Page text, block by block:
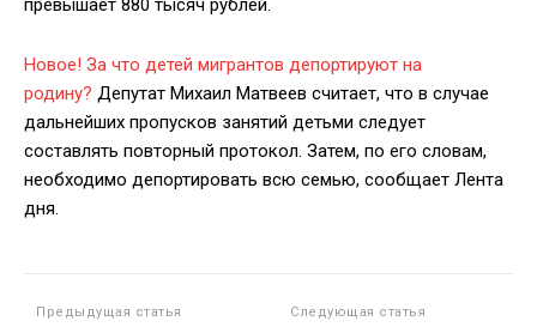
превышает 880 тысяч рублей.
Новое! За что детей мигрантов депортируют на
родину? Депутат Михаил Матвеев считает, что в случае
дальнейших пропусков занятий детьми следует
составлять повторный протокол. Затем, по его словам,
необходимо депортировать всю семью, сообщает Лента
дня.
Предыдущая статья Следующая статья